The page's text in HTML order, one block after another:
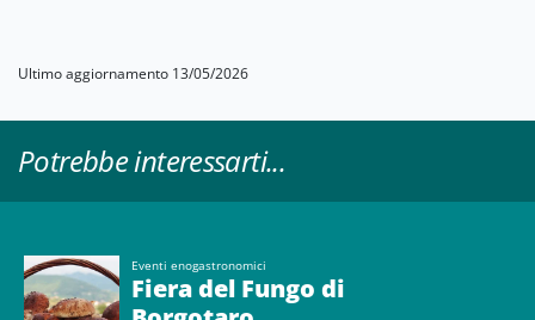
Ultimo aggiornamento 13/05/2026
Potrebbe interessarti...
Eventi enogastronomici
Fiera del Fungo di